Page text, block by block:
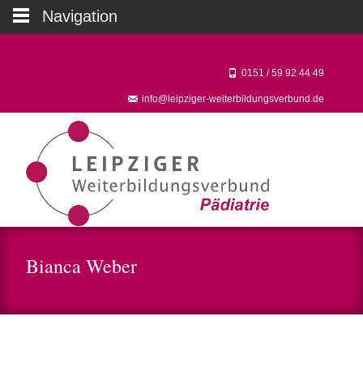
0151 / 59 92 44 49‬
info@leipziger-weiterbildungsverbund.de
Bianca Weber
Navigation